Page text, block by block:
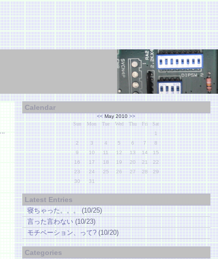
Calendar
<<May 2010>>
Sun
Mon Tue Wed Thu Fri
Sat
1
2
3 4 5 6 7
8
9
10 11 12 13 14
15
16
17 18 19 20 21
22
23
24 25 26 27 28
29
30
31
Latest Entries
寝ちゃった。。。(10/25)
言った言わない(10/23)
モチベーション、って?(10/20)
Categories